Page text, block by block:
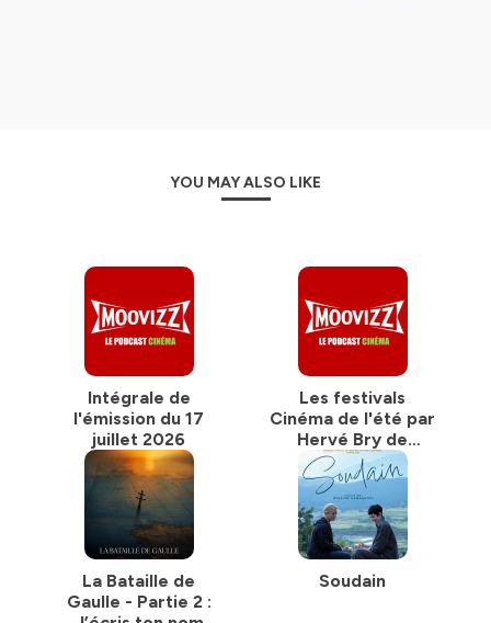
YOU MAY ALSO LIKE
Intégrale de
l'émission du 17
juillet 2026
Les festivals
Cinéma de l'été par
Hervé Bry de
Moovizz
La Bataille de
Gaulle - Partie 2 :
Soudain